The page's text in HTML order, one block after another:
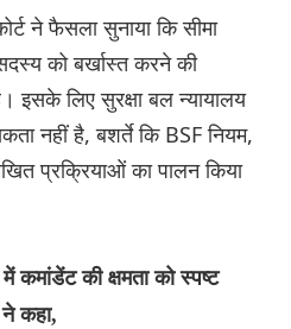
ने फैसला सुनाया कि सीमा
को बर्खास्त करने की
इसके लिए सुरक्षा बल न्यायालय
नहीं है, बशर्ते कि BSF नियम,
प्रक्रियाओं का पालन किया
कमांडेंट की क्षमता को स्पष्ट
कहा,